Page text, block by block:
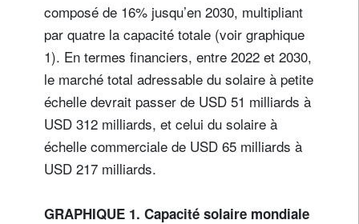
composé de 16% jusqu’en 2030, multipliant
par quatre la capacité totale (voir graphique
1). En termes financiers, entre 2022 et 2030,
le marché total adressable du solaire à petite
échelle devrait passer de USD 51 milliards à
USD 312 milliards, et celui du solaire à
échelle commerciale de USD 65 milliards à
USD 217 milliards.
GRAPHIQUE 1. Capacité solaire mondiale